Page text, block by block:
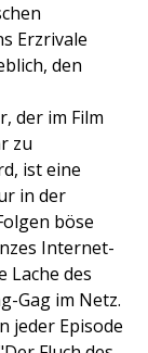
Erzrivale
den
der im Film
zu
ist eine
in der
böse
Internet-
Lache des
Gag im Netz.
jeder Episode